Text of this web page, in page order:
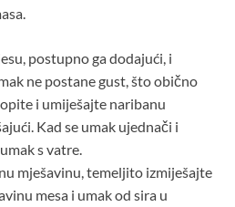
postupno ga dodajući, i
ne postane gust, što obično
i umiješajte naribanu
Kad se umak ujednači i
s vatre.
mješavinu, temeljito izmiješajte
mesa i umak od sira u